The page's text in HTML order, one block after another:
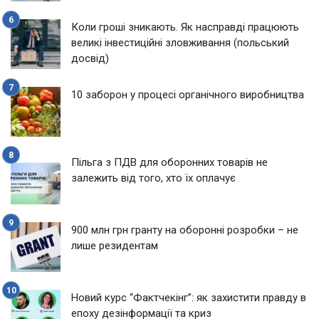
Коли гроші зникають. Як насправді працюють
великі інвестиційні зловживання (польський
досвід)
10 заборон у процесі органічного виробництва
Пільга з ПДВ для оборонних товарів не
залежить від того, хто їх оплачує
900 млн грн гранту на оборонні розробки – не
лише резидентам
Новий курс “Фактчекінг”: як захистити правду в
епоху дезінформації та криз